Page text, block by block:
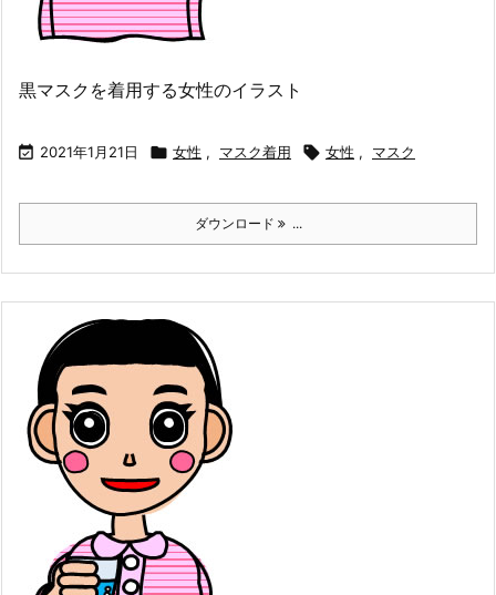
黒マスクを着用する女性のイラスト
 2021年1月21日  女性 , マスク着用  女性 , マスク
ダウンロード ...